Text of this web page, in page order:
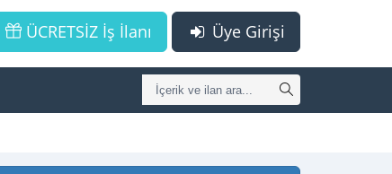
Üye Girişi
ÜCRETSİZ İş İlanı